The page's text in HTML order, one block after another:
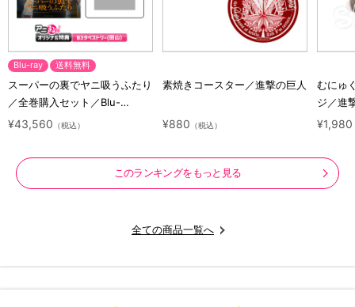
Blu-ray 送料無料
スーパーの裏でヤニ吸うふたり
／全巻購入セット／Blu-
ray（アニまるっ！オリジナル
¥43,560 （税込）
素焼きコースター／進撃の巨人
¥880 （税込）
むにゅ
ジ／進
ラクタ
¥1,980
このランキングをもっと見る
全ての商品一覧へ